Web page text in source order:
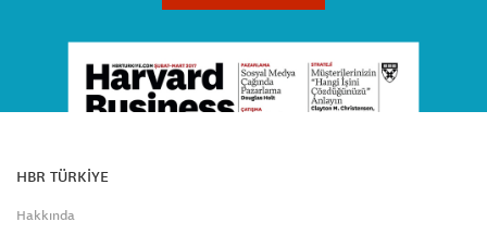
HBR TÜRKİYE
Hakkında